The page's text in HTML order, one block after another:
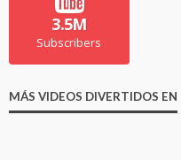
3.5M
Subscribers
MÁS VIDEOS DIVERTIDOS EN